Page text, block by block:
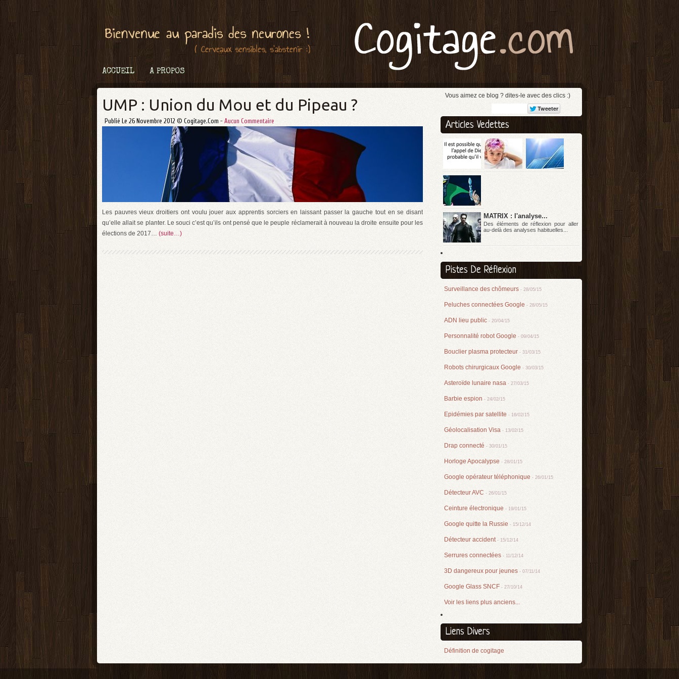
ACCUEIL A PROPOS
UMP : Union du Mou et du Pipeau ?
Publié Le 26 Novembre 2012 © Cogitage.com - Aucun Commentaire
Les pauvres vieux droitiers ont voulu jouer aux apprentis sorciers en laissant passer la gauche tout en se disant
qu’elle allait se planter. Le souci c’est qu’ils ont pensé que le peuple réclamerait à nouveau la droite ensuite pour les
élections de 2017… (suite…)
Vous aimez ce blog ? dites-le avec des clics :)
Articles Vedettes
MATRIX : l'analyse...
Des éléments de réflexion pour aller
au-delà des analyses habituelles...
Pistes De Réflexion
Surveillance des chômeurs - 28/05/15
Peluches connectées Google - 28/05/15
ADN lieu public - 20/04/15
Personnalité robot Google - 09/04/15
Bouclier plasma protecteur - 31/03/15
Robots chirurgicaux Google - 30/03/15
Asteroïde lunaire nasa - 27/03/15
Barbie espion - 24/02/15
Epidémies par satellite - 16/02/15
Géolocalisation Visa - 13/02/15
Drap connecté - 30/01/15
Horloge Apocalypse - 28/01/15
Google opérateur téléphonique - 26/01/15
Détecteur AVC - 26/01/15
Ceinture électronique - 19/01/15
Google quitte la Russie - 15/12/14
Détecteur accident- 15/12/14
Serrures connectées - 11/12/14
3D dangereux pour jeunes - 07/11/14
Google Glass SNCF - 27/10/14
Voir les liens plus anciens...
Liens Divers
Définition de cogitage